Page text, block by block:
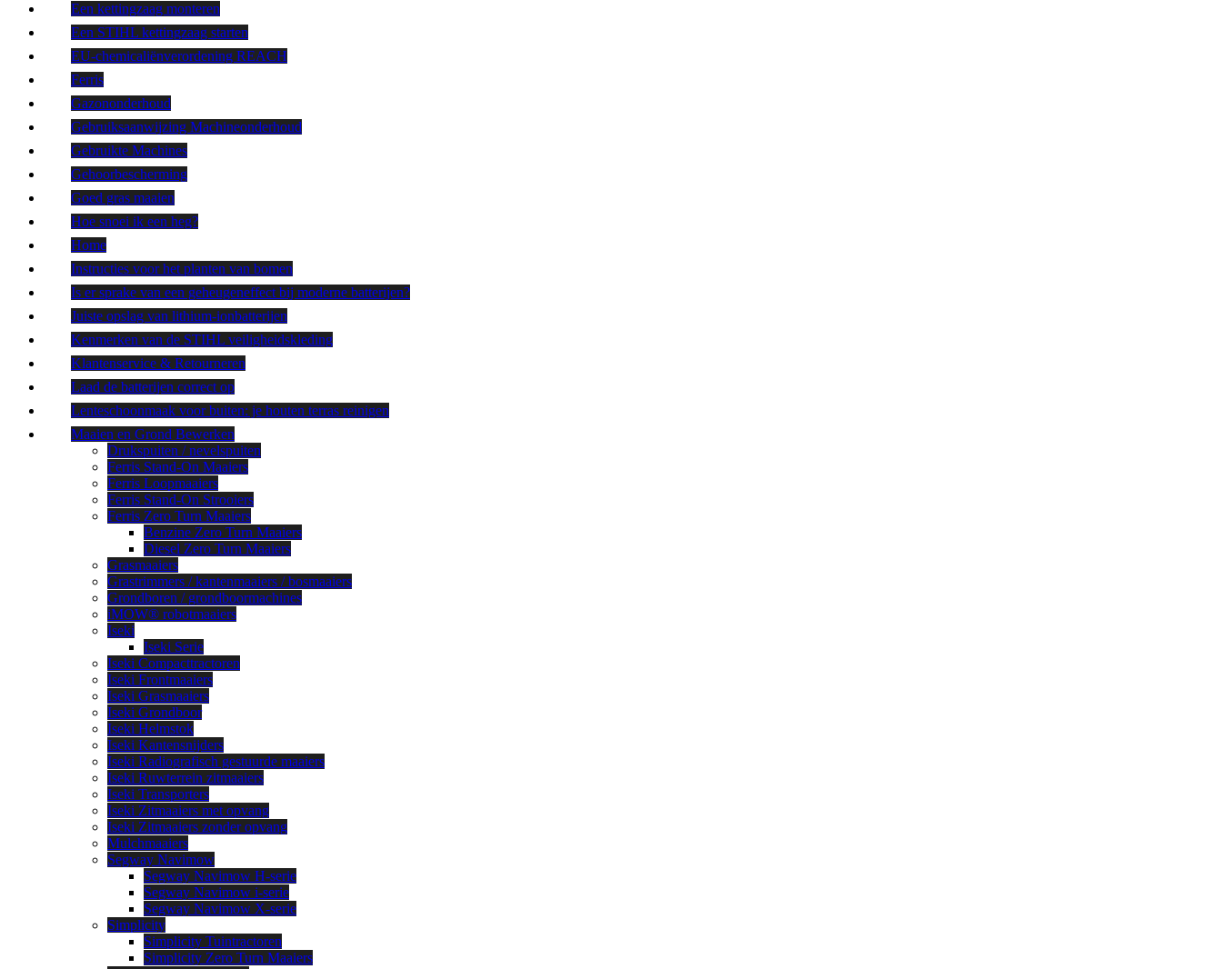
Een kettingzaag monteren
Een STIHL kettingzaag starten
EU-chemicaliënverordening REACH
Ferris
Gazononderhoud
Gebruiksaanwijzing Machineonderhoud
Gebruikte Machines
Gehoorbescherming
Goed gras maaien
Hoe snoei ik een heg?
Home
Instructies voor het planten van bomen
Is er sprake van een geheugeneffect bij moderne batterijen?
Juiste opslag van lithium-ionbatterijen
Kenmerken van de STIHL veiligheidskleding
Klantenservice & Retourneren
Laad de batterijen correct op
Lenteschoonmaak voor buiten: je houten terras reinigen
Maaien en Grond Bewerken
Drukspuiten / nevelspuiten
Ferris Stand-On Maaiers
Ferris Loopmaaiers
Ferris Stand-On Strooiers
Ferris Zero Turn Maaiers
Benzine Zero Turn Maaiers
Diesel Zero Turn Maaiers
Grasmaaiers
Grastrimmers / kantenmaaiers / bosmaaiers
Grondboren / grondboormachines
iMOW® robotmaaiers
Iseki
Iseki Serie
Iseki Compacttractoren
Iseki Frontmaaiers
Iseki Grasmaaiers
Iseki Grondboor
Iseki Helmstok
Iseki Kantensnijders
Iseki Radiografisch gestuurde maaiers
Iseki Ruwterrein zitmaaiers
Iseki Transporters
Iseki Zitmaaiers met opvang
Iseki Zitmaaiers zonder opvang
Mulchmaaiers
Segway Navimow
Segway Navimow H-serie
Segway Navimow i-serie
Segway Navimow X-serie
Simplicity
Simplicity Tuintractoren
Simplicity Zero Turn Maaiers